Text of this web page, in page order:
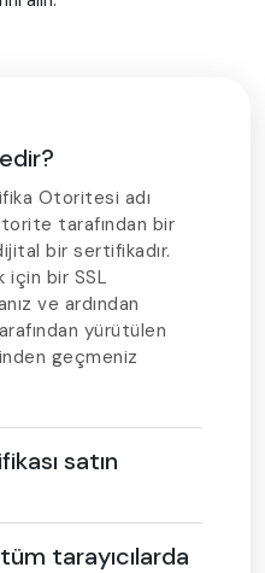
Otoritesi adı
tarafından bir
bir sertifikadır.
için bir SSL
ve ardından
yürütülen
geçmeniz
satın
tarayıcılarda